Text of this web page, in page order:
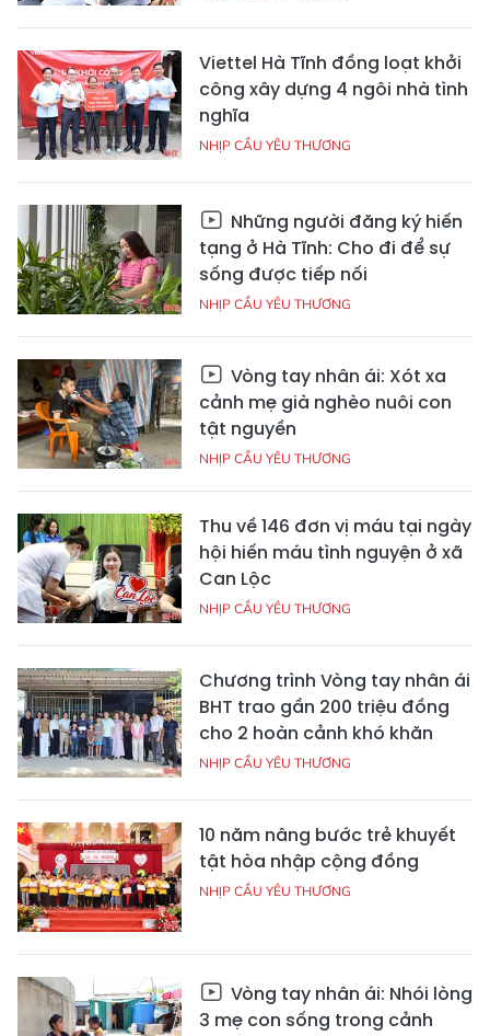
Viettel Hà Tĩnh đồng loạt khởi
công xây dựng 4 ngôi nhà tình
nghĩa
NHỊP CẦU YÊU THƯƠNG
Những người đăng ký hiến
tạng ở Hà Tĩnh: Cho đi để sự
sống được tiếp nối
NHỊP CẦU YÊU THƯƠNG
Vòng tay nhân ái: Xót xa
cảnh mẹ già nghèo nuôi con
tật nguyền
NHỊP CẦU YÊU THƯƠNG
Thu về 146 đơn vị máu tại ngày
hội hiến máu tình nguyện ở xã
Can Lộc
NHỊP CẦU YÊU THƯƠNG
Chương trình Vòng tay nhân ái
BHT trao gần 200 triệu đồng
cho 2 hoàn cảnh khó khăn
NHỊP CẦU YÊU THƯƠNG
10 năm nâng bước trẻ khuyết
tật hòa nhập cộng đồng
NHỊP CẦU YÊU THƯƠNG
Vòng tay nhân ái: Nhói lòng
3 mẹ con sống trong cảnh